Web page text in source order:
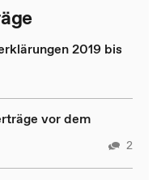
2019 bis
vor dem
2